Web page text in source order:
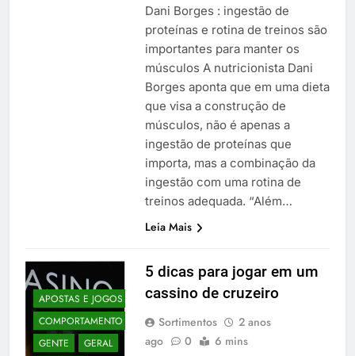
Dani Borges : ingestão de
proteínas e rotina de treinos são
importantes para manter os
músculos A nutricionista Dani
Borges aponta que em uma dieta
que visa a construção de
músculos, não é apenas a
ingestão de proteínas que
importa, mas a combinação da
ingestão com uma rotina de
treinos adequada. “Além…
Leia Mais
APOSTAS E JOGOS
COMPORTAMENTO
GENTE
GERAL
5 dicas para jogar em um
cassino de cruzeiro
Sortimentos
2 anos
ago
0 6 mins